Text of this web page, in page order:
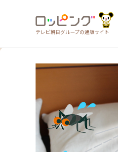
テレビ朝日グループの通販サイト